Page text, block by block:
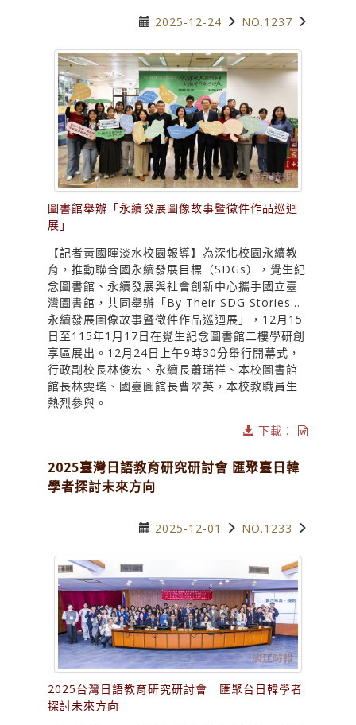
2025-12-24 NO.1237
圖書館舉辦「永續發展圖像故事暨徵件作品巡迴
展」
【記者黃國暉淡水校園報導】為深化校園永續教
育，推動聯合國永續發展目標（SDGs），覺生紀
念圖書館、永續發展與社會創新中心攜手國立臺
灣圖書館，共同舉辦「By Their SDG Stories…
永續發展圖像故事暨徵件作品巡迴展」，12月15
日至115年1月17日在覺生紀念圖書館二樓學研創
享區展出。12月24日上午9時30分舉行開幕式，
行政副校長林俊宏、永續長蕭瑞祥、本校圖書館
館長林雯瑤、國臺圖館長曹翠英，本校教職員生
熱烈參與。
下載：
2025臺灣日語教育研究研討會 匯聚臺日韓
學者探討未來方向
2025-12-01 NO.1233
2025台灣日語教育研究研討會 匯聚台日韓學者
探討未來方向